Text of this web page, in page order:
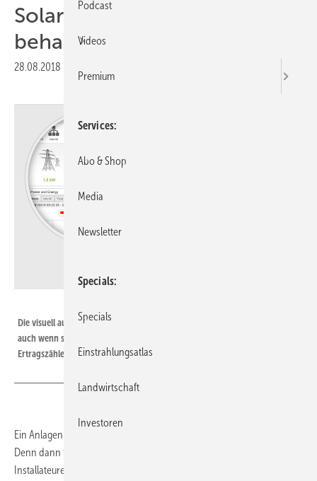
Solartipp: Den Ertrag im Blick
behalten
28.08.2018
Die visuell aufbereiteten Daten geben Aufschluss über Fehler in der Anlage,
auch wenn sie sich langsam einschleichen und beim täglichen Blick auf den
Ertragszähler nicht mehr auffallen.
Ein Anlagenbetreiber sollte unbedingt den Ertrag im Blick behalten.
Denn dann fallen eventuelle Fehler an der Anlage sehr schnell auf.
Installateure können diese Aufgabe mit übernehmen, wenn ein
Podcast
Videos
Premium
Services
Abo & Shop
Media
Newsletter
Specials
Specials
Einstrahlungsatlas
Landwirtschaft
Investoren